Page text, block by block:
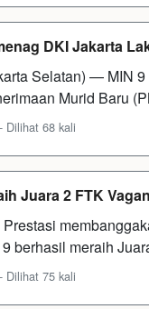
DKI Jakarta
Selatan) — MIN
Murid Baru
Dilihat 68 kali
Juara 2 FTK
berhasil meraih
Dilihat 75 kali